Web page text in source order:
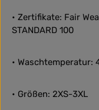
• Zertifikate: Fair
STANDARD 100
• Waschtemperatur:
• Größen: 2XS-3XL